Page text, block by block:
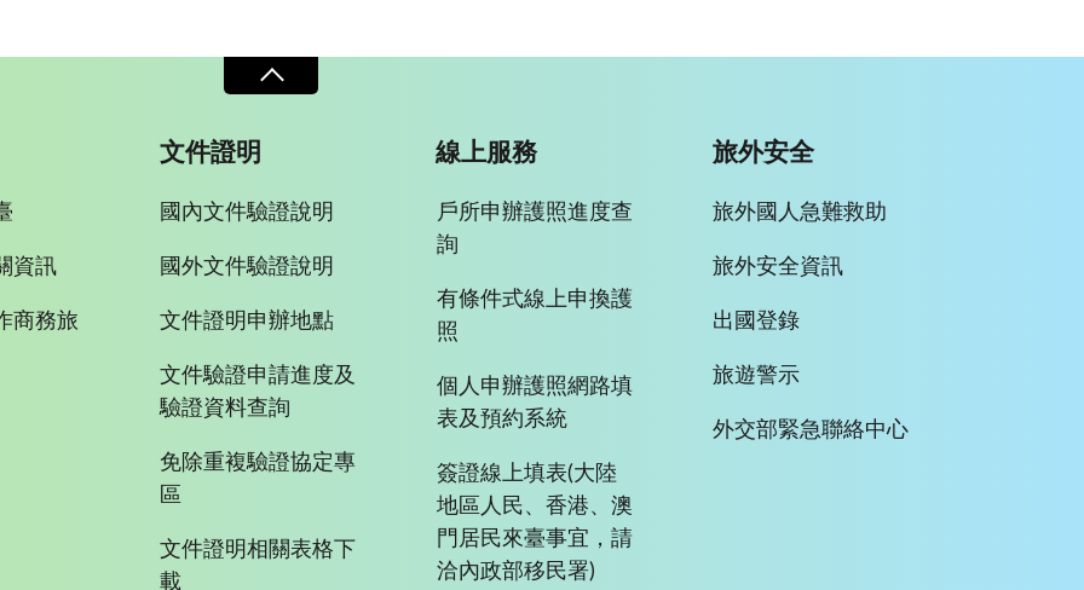
資訊
商務旅
文件證明
國內文件驗證說明
國外文件驗證說明
文件證明申辦地點
文件驗證申請進度及
驗證資料查詢
免除重複驗證協定專
區
文件證明相關表格下
載
線上服務
戶所申辦護照進度查
詢
有條件式線上申換護
照
個人申辦護照網路填
表及預約系統
簽證線上填表(大陸
地區人民、香港、澳
門居民來臺事宜，請
洽內政部移民署)
旅外安全
旅外國人急難救助
旅外安全資訊
出國登錄
旅遊警示
外交部緊急聯絡中心